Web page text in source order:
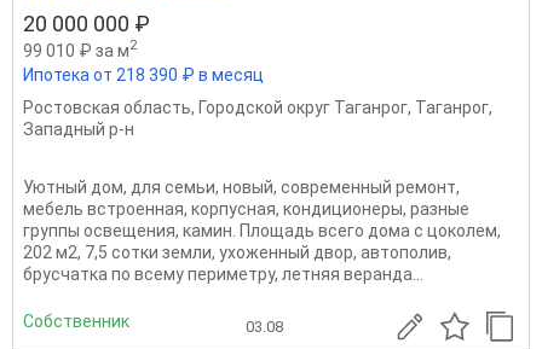
20 000 000 ₽
99 010 ₽ за м2
Ипотека от 218 390 ₽ в месяц
Ростовская область, Городской округ Таганрог, Таганрог,
Западный р-н
Уютный дом, для семьи, новый, современный ремонт,
мебель встроенная, корпусная, кондиционеры, разные
группы освещения, камин. Площадь всего дома с цоколем,
202 м2, 7,5 сотки земли, ухоженный двор, автополив,
брусчатка по всему периметру, летняя веранда...
Собственник 03.08